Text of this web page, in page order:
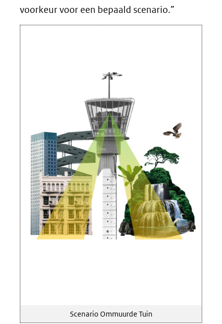
voorkeur voor een bepaald scenario.”
Scenario Ommuurde Tuin